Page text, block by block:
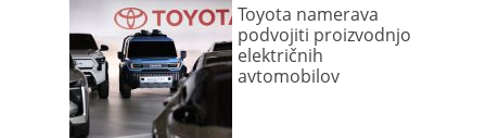
Toyota namerava
podvojiti proizvodnjo
električnih
avtomobilov